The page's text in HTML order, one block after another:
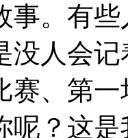
事。有
没人会
赛、第
呢？这